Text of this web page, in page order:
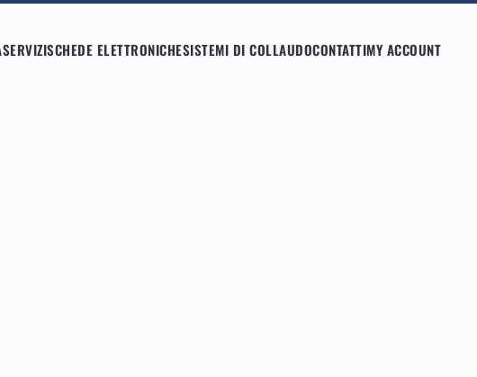
SERVIZISCHEDE ELETTRONICHESISTEMI DI COLLAUDOCONTATTIMY ACCOUNT